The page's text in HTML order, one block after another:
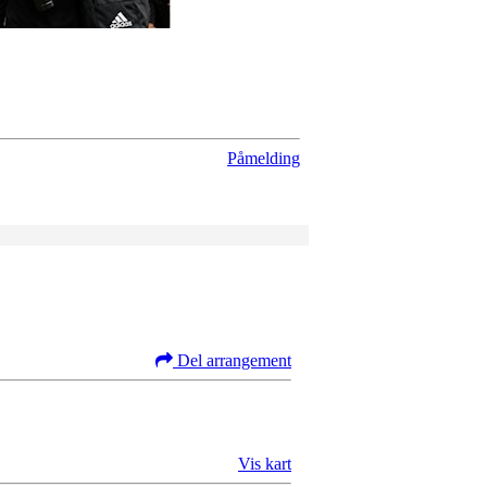
Påmelding
Del arrangement
Vis kart